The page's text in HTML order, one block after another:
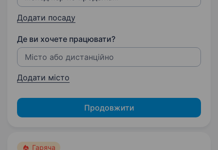
Додати посаду
Де ви хочете працювати?
Додати місто
Продовжити
Гаряча